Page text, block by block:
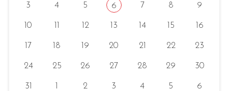
3 4 5 6 7 8 9
10 12 13 14 15 16
17 18 19 20 21 22 23
24 25 26 27 28 29 30
31 2 3 4 5 6